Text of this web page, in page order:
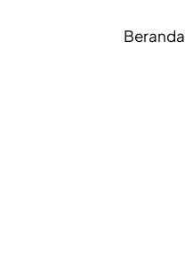
Beranda